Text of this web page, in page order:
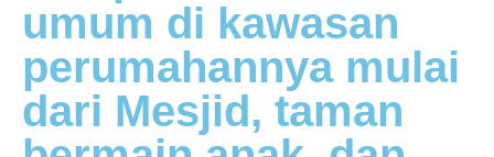
umum di kawasan
perumahannya mulai
dari Mesjid, taman